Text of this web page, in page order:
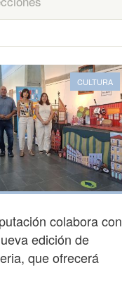
CULTURA
colabora con
edición de
que ofrecerá